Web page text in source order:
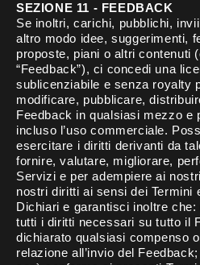
SEZIONE 11 - FEEDBACK
Se inoltri, carichi, pubblichi,
altro modo idee, suggerimenti,
proposte, piani o altri contenuti
“Feedback”), ci concedi una
sublicenziabile e senza royalty
modificare, pubblicare,
Feedback in qualsiasi mezzo e
incluso l’uso commerciale.
esercitare i diritti derivanti da
fornire, valutare, migliorare,
Servizi e per adempiere ai
nostri diritti ai sensi dei Termini
Dichiari e garantisci inoltre
tutti i diritti necessari su tutto il
dichiarato qualsiasi compenso
relazione all’invio del